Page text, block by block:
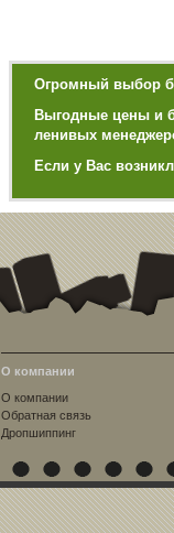
Огромный выбор
Выгодные цены и
ленивых
Если у Вас
О компании
О компании
Обратная связь
Дропшиппинг